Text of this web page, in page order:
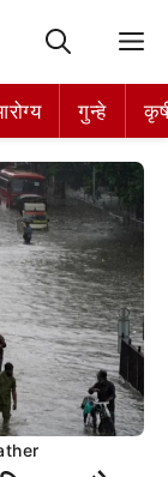
गुन्हे